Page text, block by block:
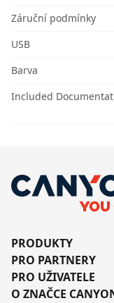
Záruční podmínky
USB
Barva
Included
PRODUKTY
PRO PARTNERY
PRO UŽIVATELE
O ZNAČCE